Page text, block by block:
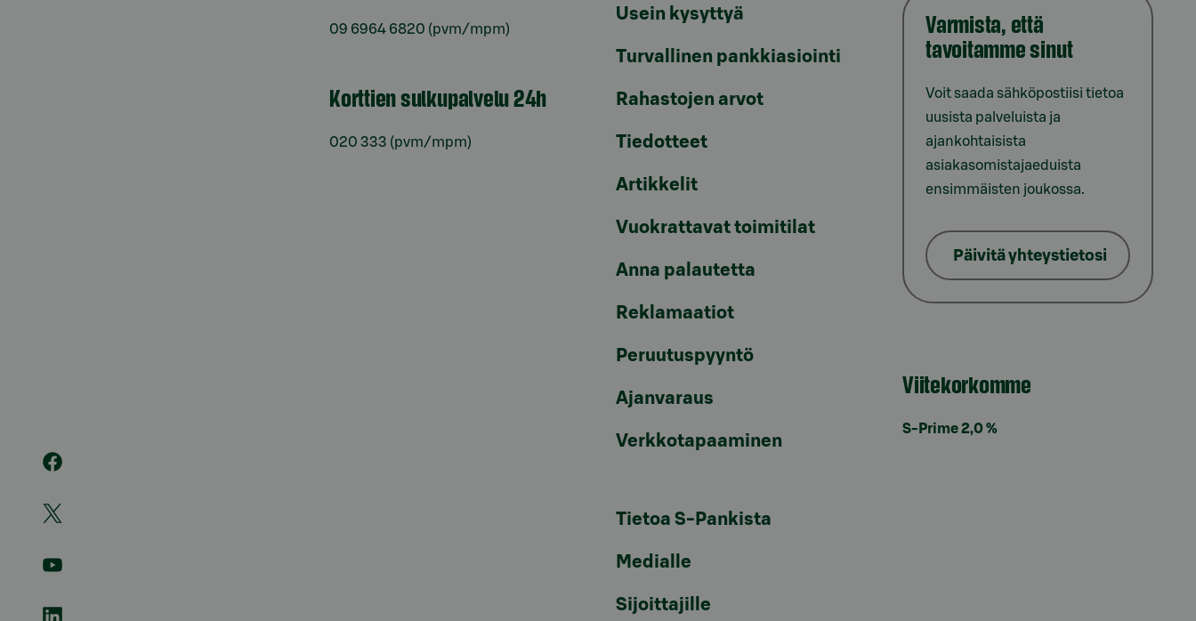
09 6964 6820 (pvm/mpm)
Korttien sulkupalvelu 24h
020 333 (pvm/mpm)
Usein kysyttyä
Turvallinen pankkiasiointi
Rahastojen arvot
Tiedotteet
Artikkelit
Vuokrattavat toimitilat
Anna palautetta
Reklamaatiot
Peruutuspyyntö
Ajanvaraus
Verkkotapaaminen
Tietoa S-Pankista
Medialle
Sijoittajille
Varmista, että
tavoitamme sinut
Voit saada sähköpostiisi tietoa
uusista palveluista ja
ajankohtaisista
asiakasomistajaeduista
ensimmäisten joukossa.
Päivitä yhteystietosi
Viitekorkomme
S-Prime 2,0 %